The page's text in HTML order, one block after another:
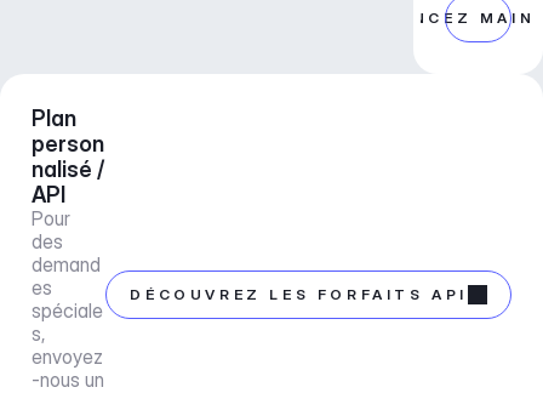
COMMENCEZ
Plan
person
nalisé /
API
Pour
des
demand
es
spéciale
s,
envoyez
-nous un
DÉCOUVREZ LES FORFAITS API